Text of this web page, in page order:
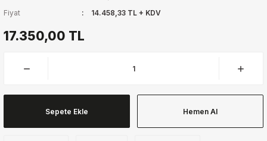
Fiyat
14.458,33 TL + KDV
17.350,00 TL
Sepete Ekle Hemen Al